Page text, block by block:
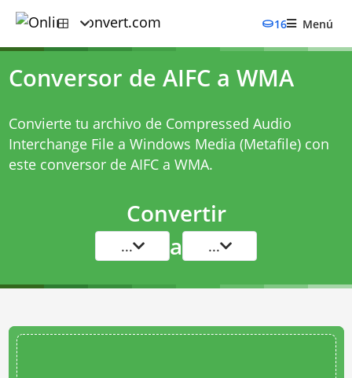
16 Menú
Conversor de AIFC a WMA
Convierte tu archivo de Compressed Audio
Interchange File a Windows Media (Metafile) con
este conversor de AIFC a WMA.
Convertir
... a ...